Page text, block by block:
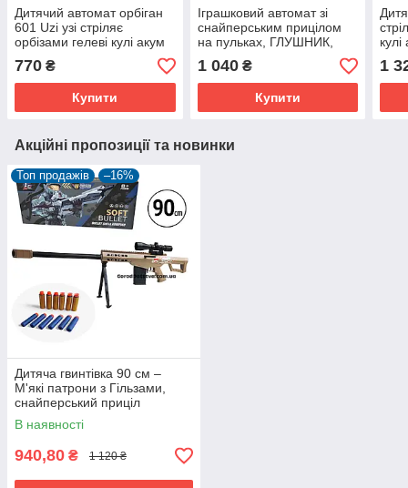
Дитячий автомат орбіган
601 Uzi узі стріляє
орбізами гелеві кулі акум
захисні окуляри 2
магазини зйомна ручка
770 ₴
Купити
Іграшковий автомат зі
снайперським прицілом
на пульках, ГЛУШНИК,
ЛІХТАРИК, ЛАЗЕРНИЙ
ПРИЦІЛ, ПРИКЛАД
P1158D
1 040₴
Купити
1
Акційні пропозиції та новинки
Топ продажів –16%
Дитяча гвинтівка 90 см –
М'які патрони з Гільзами,
снайперський приціл
В наявності
940,80 ₴ 1 120 ₴